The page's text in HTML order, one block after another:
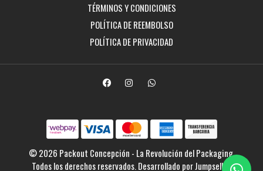
TÉRMINOS Y CONDICIONES
POLÍTICA DE REEMBOLSO
POLÍTICA DE PRIVACIDAD
© 2026 Packout Concepción - La Revolución del Packaging.
Todos los derechos reservados.Desarrollado por Jumpseller .